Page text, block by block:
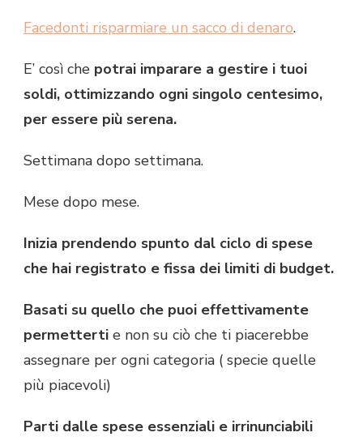
Facedonti risparmiare un sacco di denaro.
E’ così che potrai imparare a gestire i tuoi
soldi, ottimizzando ogni singolo centesimo,
per essere più serena.
Settimana dopo settimana.
Mese dopo mese.
Inizia prendendo spunto dal ciclo di spese
che hai registrato e fissa dei limiti di budget.
Basati su quello che puoi effettivamente
permetterti e non su ciò che ti piacerebbe
assegnare per ogni categoria ( specie quelle
più piacevoli)
Parti dalle spese essenziali e irrinunciabili